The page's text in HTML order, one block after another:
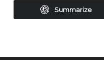
Summarize